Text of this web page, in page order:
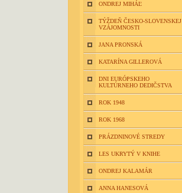
ONDREJ MIHÁĽ
TÝŽDEŇ ČESKO-SLOVENSKEJ
VZÁJOMNOSTI
JANA PRONSKÁ
KATARÍNA GILLEROVÁ
DNI EURÓPSKEHO
KULTÚRNEHO DEDIČSTVA
ROK 1948
ROK 1968
PRÁZDNINOVÉ STREDY
LES UKRYTÝ V KNIHE
ONDREJ KALAMÁR
ANNA HANESOVÁ